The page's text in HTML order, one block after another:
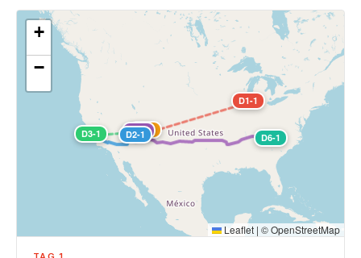
D1-1
D2-1
D3-1 D4-1
D5-1
D6-1
+
−
Leaflet | ©OpenStreetMap